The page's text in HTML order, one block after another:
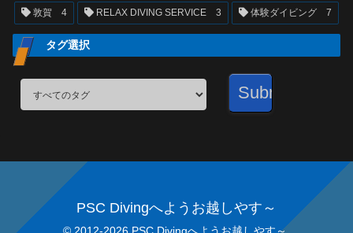
敦賀 4 RELAX DIVING SERVICE 3 体験ダイビング 7
タグ選択
PSC Divingへようお越しやす～